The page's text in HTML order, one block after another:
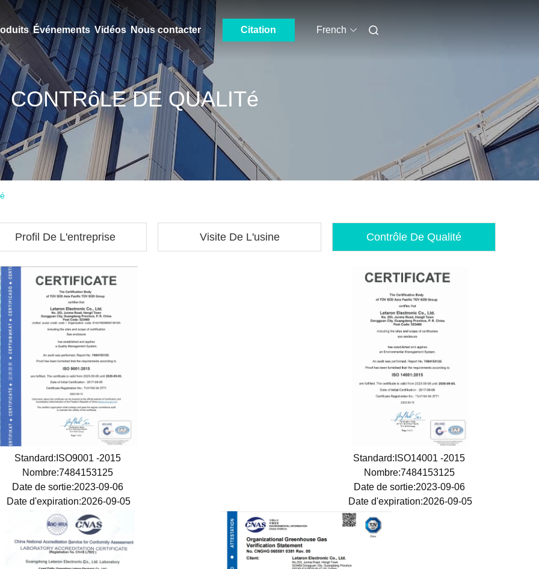
Événements Vidéos Nous contacter Citation French
CONTRôLE DE QUALITé
Profil De L'entreprise Visite De L'usine Contrôle De Qualité
Standard:ISO9001 -2015
Nombre:7484153125
Date de sortie:2023-09-06
Date d'expiration:2026-09-05
Standard:ISO14001 -2015
Nombre:7484153125
Date de sortie:2023-09-06
Date d'expiration:2026-09-05